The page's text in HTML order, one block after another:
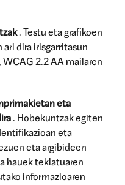
. Testu eta grafikoen
dira irisgarritasun
2.2 AA mailaren
eta
. Hobekuntzak egiten
eta
eta argibideen
hauek teklatuaren
informazioaren